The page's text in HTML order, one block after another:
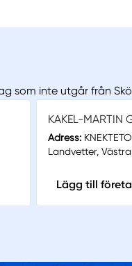
som inte utgår från
KAKEL-MARTIN
Adress:
Landvetter,
Lägg till